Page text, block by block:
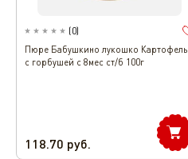
(0)
Пюре Бабушкино лукошко Картофель
с горбушей с 8мес ст/б 100г
118.70 руб.